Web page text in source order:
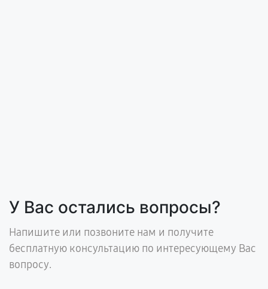
У Вас остались вопросы?
Напишите или позвоните нам и получите
бесплатную консультацию по интересующему Вас
вопросу.